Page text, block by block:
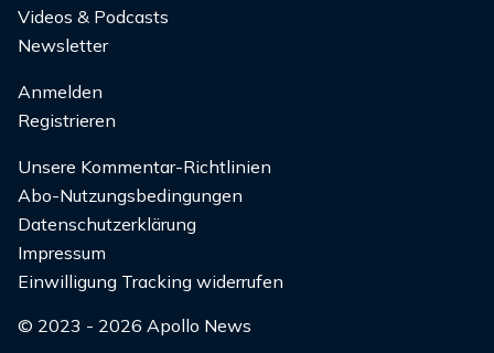
Videos & Podcasts
Newsletter
Anmelden
Registrieren
Unsere Kommentar-Richtlinien
Abo-Nutzungsbedingungen
Datenschutzerklärung
Impressum
Einwilligung Tracking widerrufen
© 2023 - 2026 Apollo News